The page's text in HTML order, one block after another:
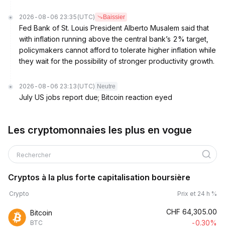
2026-08-06 23:35 (UTC) Baissier
Fed Bank of St. Louis President Alberto Musalem said that
with inflation running above the central bank’s 2% target,
policymakers cannot afford to tolerate higher inflation while
they wait for the possibility of stronger productivity growth.
2026-08-06 23:13 (UTC) Neutre
July US jobs report due; Bitcoin reaction eyed
Les cryptomonnaies les plus en vogue
Rechercher
Cryptos à la plus forte capitalisation boursière
Crypto Prix et 24 h %
Bitcoin
BTC
CHF 64,305.00
-0.30%